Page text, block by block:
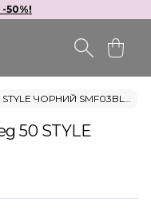
50%!
ЧОРНИЙ SMF03BLEU
50 STYLE